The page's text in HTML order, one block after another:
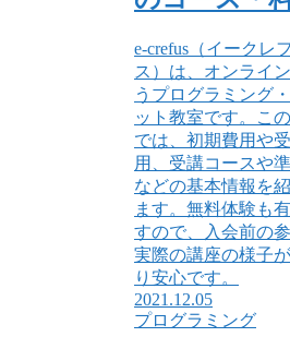
e-crefus（イークレ
ス）は、オンライ
うプログラミング
ット教室です。こ
では、初期費用や
用、受講コースや
などの基本情報を
ます。無料体験も
すので、入会前の
実際の講座の様子
り安心です。
2021.12.05
プログラミング